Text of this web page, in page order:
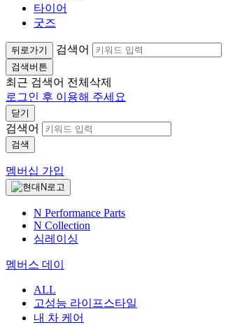
타이어
굿즈
뒤로가기 검색어
검색버튼
최근 검색어 전체삭제
로그인 후 이용해 주세요
닫기
검색어
검색
멤버십 가입
N Performance Parts
N Collection
심레이싱
멤버스 데이
ALL
고성능 라이프스타일
내 차 케어